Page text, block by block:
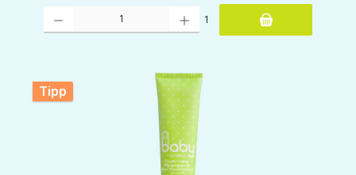
1
Tipp